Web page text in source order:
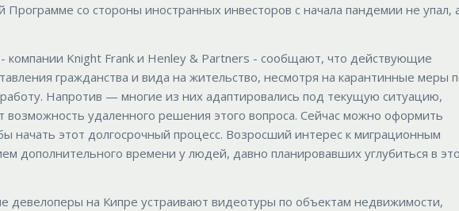
Программе со стороны иностранных инвесторов c начала пандемии не упал,
компании Knight Frank и Henley & Partners - сообщают, что действующие
гражданства и вида на жительство, несмотря на карантинные меры
Напротив — многие из них адаптировались под текущую ситуацию,
возможность удаленного решения этого вопроса. Сейчас можно оформить
начать этот долгосрочный процесс. Возросший интерес к миграционным
дополнительного времени у людей, давно планировавших углубиться в
девелоперы на Кипре устраивают видеотуры по объектам недвижимости,